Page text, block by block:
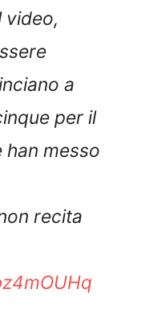
video,
a
per il
han messo
recita